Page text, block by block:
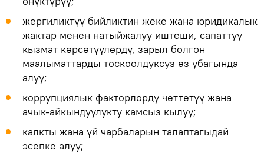
жергиликтүү бийликтин жеке жана юридикалык
жактар менен натыйжалуу иштеши, сапаттуу
кызмат көрсөтүүлөрдү, зарыл болгон
маалыматтарды тоскоолдуксуз өз убагында
алуу;
коррупциялык факторлорду четтетүү жана
ачык-айкындуулукту камсыз кылуу;
калкты жана үй чарбаларын талаптагыдай
эсепке алуу;